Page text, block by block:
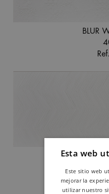
BLUR
VECTOR
Esta web
Este sitio web
mejorar la
utilizar nuestro